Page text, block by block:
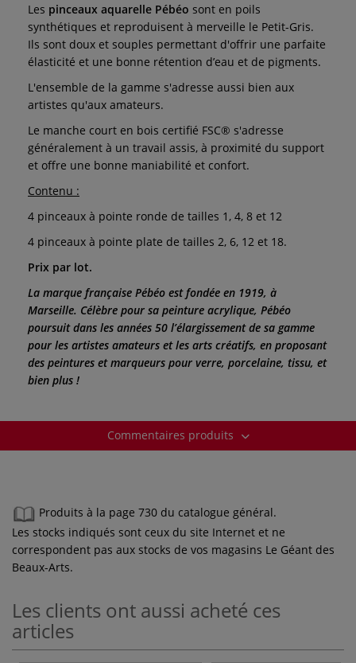
Les pinceaux aquarelle Pébéo sont en poils
synthétiques et reproduisent à merveille le Petit-Gris.
Ils sont doux et souples permettant d'offrir une parfaite
élasticité et une bonne rétention d’eau et de pigments.
L'ensemble de la gamme s'adresse aussi bien aux
artistes qu'aux amateurs.
Le manche court en bois certifié FSC® s'adresse
généralement à un travail assis, à proximité du support
et offre une bonne maniabilité et confort.
Contenu :
4 pinceaux à pointe ronde de tailles 1, 4, 8 et 12
4 pinceaux à pointe plate de tailles 2, 6, 12 et 18.
Prix par lot.
La marque française Pébéo est fondée en 1919, à
Marseille. Célèbre pour sa peinture acrylique, Pébéo
poursuit dans les années 50 l’élargissement de sa gamme
pour les artistes amateurs et les arts créatifs, en proposant
des peintures et marqueurs pour verre, porcelaine, tissu, et
bien plus !
Commentaires produits
Produits à la page 730 du catalogue général.
Les stocks indiqués sont ceux du site Internet et ne
correspondent pas aux stocks de vos magasins Le Géant des
Beaux-Arts.
Les clients ont aussi acheté ces
articles